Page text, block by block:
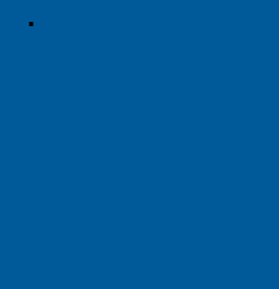
.